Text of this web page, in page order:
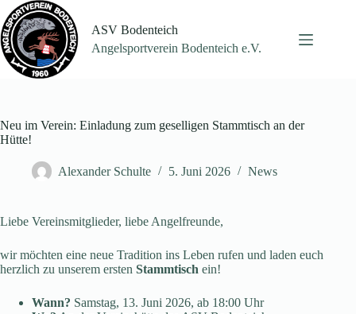
Zum
Inhalt
springen
ASV Bodenteich
Angelsportverein Bodenteich e.V.
Neu im Verein: Einladung zum geselligen Stammtisch an der
Hütte!
Alexander Schulte 5. Juni 2026 News
Liebe Vereinsmitglieder, liebe Angelfreunde,
wir möchten eine neue Tradition ins Leben rufen und laden euch
herzlich zu unserem ersten Stammtisch ein!
Wann? Samstag, 13. Juni 2026, ab 18:00 Uhr